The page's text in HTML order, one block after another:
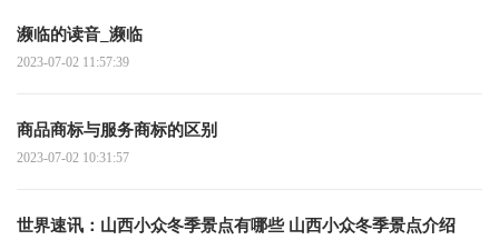
濒临的读音_濒临
2023-07-02 11:57:39
商品商标与服务商标的区别
2023-07-02 10:31:57
世界速讯：山西小众冬季景点有哪些 山西小众冬季景点介绍